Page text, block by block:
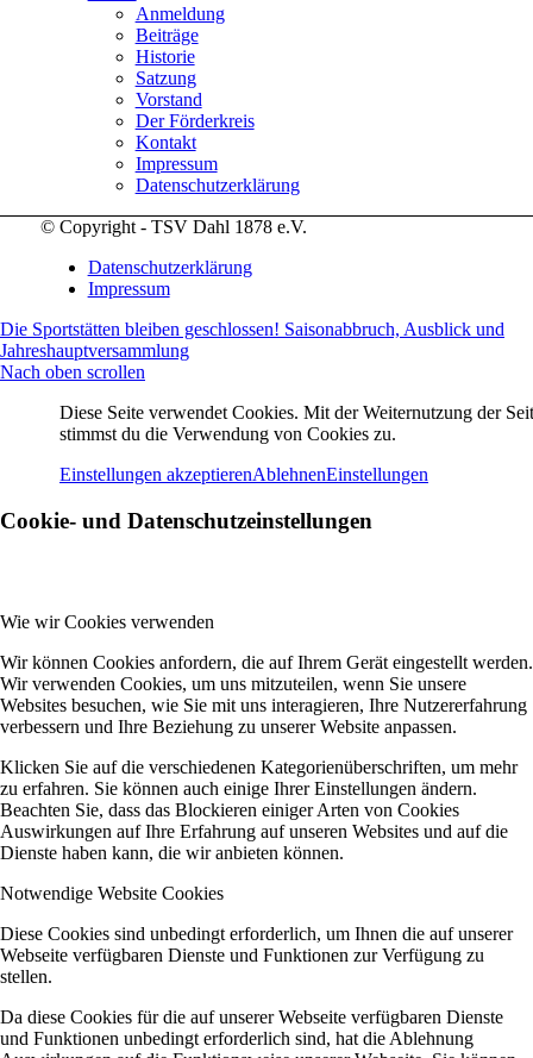
Anmeldung
Beiträge
Historie
Satzung
Vorstand
Der Förderkreis
Kontakt
Impressum
Datenschutzerklärung
© Copyright - TSV Dahl 1878 e.V.
Datenschutzerklärung
Impressum
Die Sportstätten bleiben geschlossen! Saisonabbruch, Ausblick und
Jahreshauptversammlung
Nach oben scrollen
Diese Seite verwendet Cookies. Mit der Weiternutzung der
stimmst du die Verwendung von Cookies zu.
Einstellungen akzeptierenAblehnenEinstellungen
Cookie- und Datenschutzeinstellungen
Wie wir Cookies verwenden
Wir können Cookies anfordern, die auf Ihrem Gerät eingestellt werden.
Wir verwenden Cookies, um uns mitzuteilen, wenn Sie unsere
Websites besuchen, wie Sie mit uns interagieren, Ihre Nutzererfahrung
verbessern und Ihre Beziehung zu unserer Website anpassen.
Klicken Sie auf die verschiedenen Kategorienüberschriften, um mehr
zu erfahren. Sie können auch einige Ihrer Einstellungen ändern.
Beachten Sie, dass das Blockieren einiger Arten von Cookies
Auswirkungen auf Ihre Erfahrung auf unseren Websites und auf die
Dienste haben kann, die wir anbieten können.
Notwendige Website Cookies
Diese Cookies sind unbedingt erforderlich, um Ihnen die auf unserer
Webseite verfügbaren Dienste und Funktionen zur Verfügung zu
stellen.
Da diese Cookies für die auf unserer Webseite verfügbaren Dienste
und Funktionen unbedingt erforderlich sind, hat die Ablehnung